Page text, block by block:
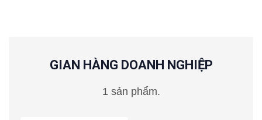
GIAN HÀNG DOANH NGHIỆP
1 sản phẩm.